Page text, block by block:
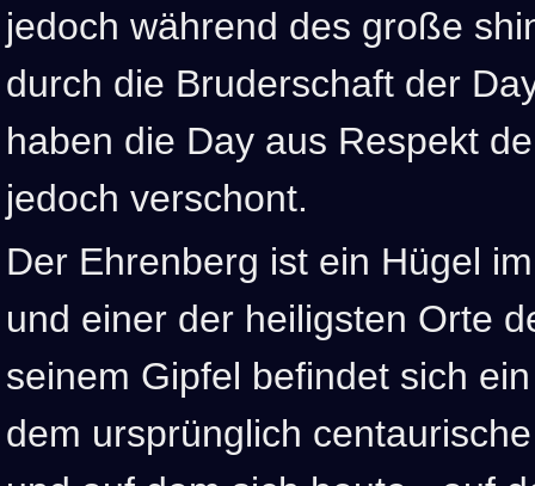
jedoch während des große
durch die Bruderschaft der
haben die Day aus Respekt
jedoch verschont.
Der Ehrenberg ist ein Hügel
und einer der heiligsten Orte
seinem Gipfel befindet sich
dem ursprünglich